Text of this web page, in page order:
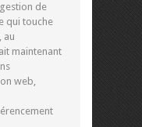
de
qui touche
au
maintenant
web,